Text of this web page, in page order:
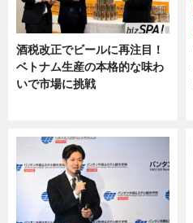
酒税改正でビールに再注目！
ベトナム生産の本格的な味わ
いで市場に挑戦